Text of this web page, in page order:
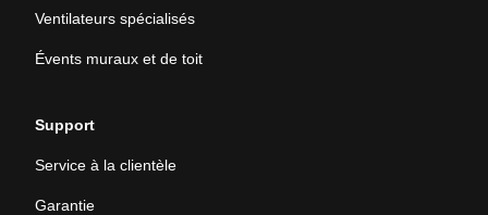
Ventilateurs spécialisés
Évents muraux et de toit
Support
Service à la clientèle
Garantie